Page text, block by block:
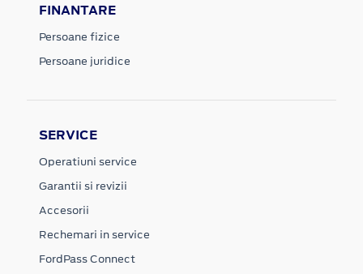
FINANTARE
Persoane fizice
Persoane juridice
SERVICE
Operatiuni service
Garantii si revizii
Accesorii
Rechemari in service
FordPass Connect